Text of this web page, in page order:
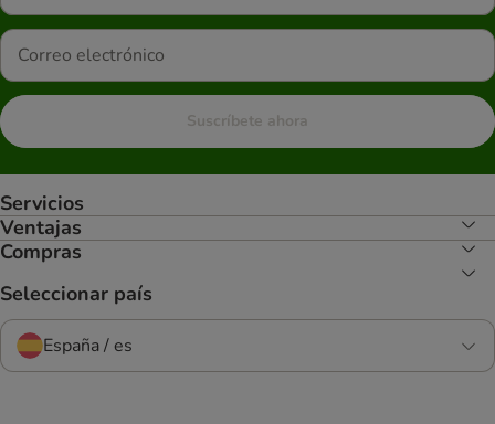
Suscríbete ahora
Servicios
Ventajas
Compras
Seleccionar país
España / es